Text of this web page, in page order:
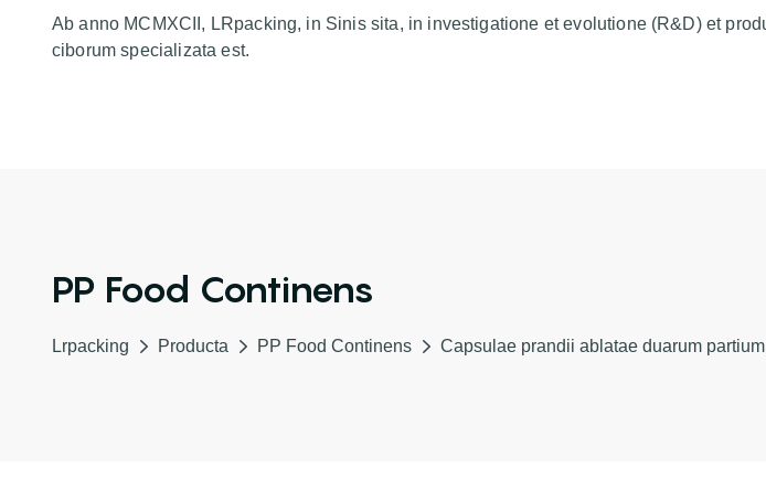
Ab anno MCMXCII, LRpacking, in Sinis sita, in investigatione et evolutione (R&D) et
ciborum specializata est.
PP Food Continens
Lrpacking Producta PP Food Continens Capsulae prandii ablatae duarum